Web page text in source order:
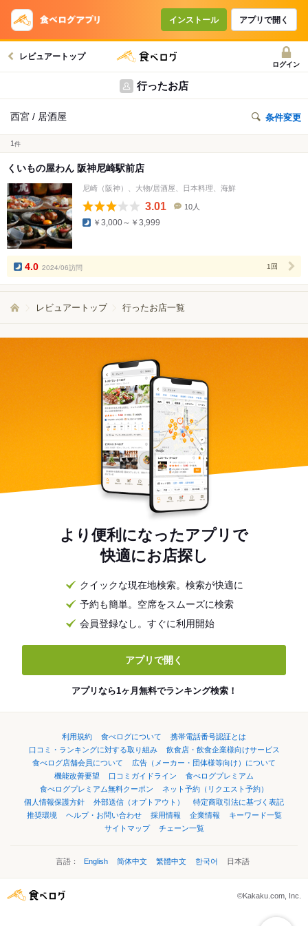
インストール アプリで開く
レビュアートップ
ログイン
行ったお店
西宮 / 居酒屋 条件変更
1 件
くいもの屋わん 阪神尼崎駅前店
尼崎（阪神）、大物/居酒屋、日本料理、海鮮
3.01
数
10人
￥3,000～￥3,999
4.0 2024/06訪問 1回
レビュアートップ 行ったお店一覧
より便利になったアプリで
快適にお店探し
クイックな現在地検索。検索が快適に
予約も簡単。空席をスムーズに検索
会員登録なし。すぐに利用開始
アプリで開く
アプリなら1ヶ月無料でランキング検索！
利用規約 食べログについて
携帯電話番号認証とは
口コミ・ランキングに対する取り組み
飲食店・飲食企業様向けサービス
食べログ店舗会員について
広告（メーカー・団体様等向け）について
機能改善要望
口コミガイドライン
食べログプレミアム
食べログプレミアム無料クーポン
ネット予約（リクエスト予約）
個人情報保護方針
外部送信（オプトアウト）
特定商取引法に基づく表記
推奨環境
ヘルプ・お問い合わせ 採用情報 企業情報
キーワード一覧
サイトマップ
チェーン一覧
言語： English 简体中文 繁體中文 한국어 日本語
©Kakaku.com, Inc.